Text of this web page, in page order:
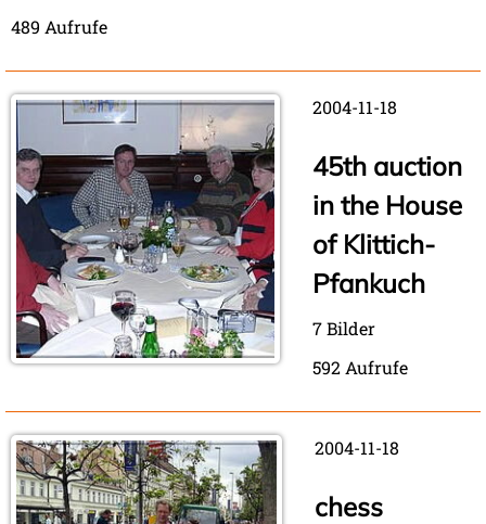
489 Aufrufe
2004-11-18
45th auction
in the House
of Klittich-
Pfankuch
7 Bilder
592 Aufrufe
2004-11-18
chess